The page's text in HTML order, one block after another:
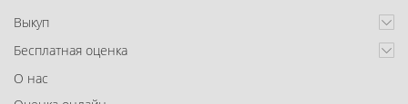
Выкуп
Бесплатная оценка
О нас